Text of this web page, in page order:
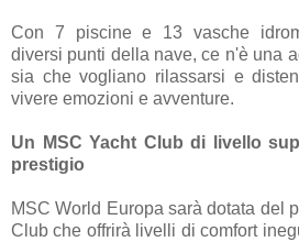
Con 7 piscine e 13 vasche
diversi punti della nave, ce n'è una
sia che vogliano rilassarsi e
vivere emozioni e avventure.
Un MSC Yacht Club di livello
prestigio
MSC World Europa sarà dotata del
Club che offrirà livelli di comfort